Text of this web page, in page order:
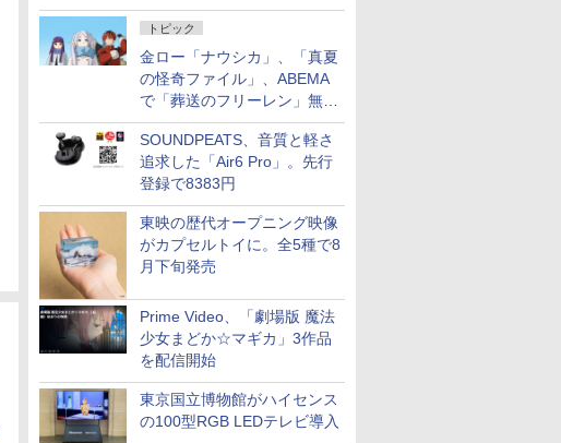
ルフはペア3万円以下
トピック
金ロー「ナウシカ」、「真夏
の怪奇ファイル」、ABEMA
で「葬送のフリーレン」無料
配信など。夏の特番・配信情
報
SOUNDPEATS、音質と軽さ
追求した「Air6 Pro」。先行
登録で8383円
東映の歴代オープニング映像
がカプセルトイに。全5種で8
月下旬発売
Prime Video、「劇場版 魔法
少女まどか☆マギカ」3作品
を配信開始
東京国立博物館がハイセンス
の100型RGB LEDテレビ導入